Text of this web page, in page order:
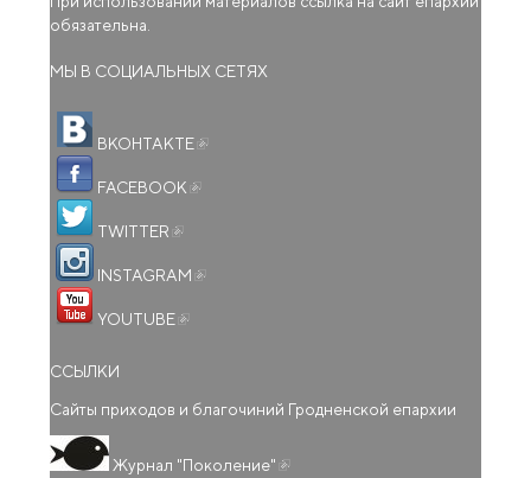
обязательна.
МЫ В СОЦИАЛЬНЫХ СЕТЯХ
ВКОНТАКТЕ
FACEBOOK
TWITTER
INSTAGRAM
YOUTUBE
ССЫЛКИ
Сайты приходов и благочиний Гродненской епархии
Журнал "Поколение"